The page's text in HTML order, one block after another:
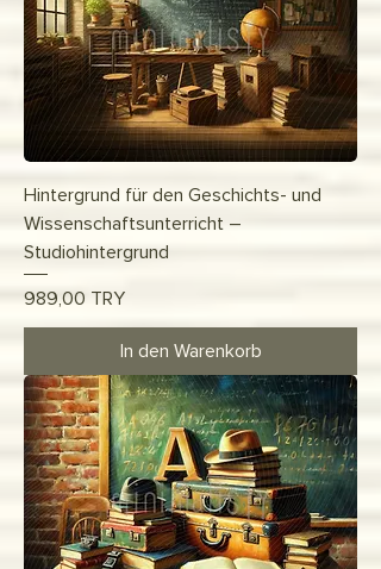
Hintergrund für den Geschichts- und
Wissenschaftsunterricht –
Studiohintergrund
Preis
989,00 TRY
In den Warenkorb